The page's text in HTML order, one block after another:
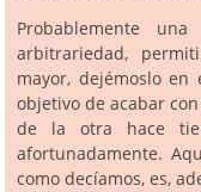
Probablemente
arbitrariedad,
mayor, dejémoslo
objetivo de acabar
de la otra hace
afortunadamente.
como decíamos, es,